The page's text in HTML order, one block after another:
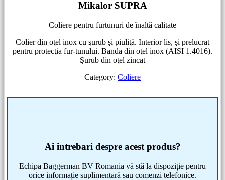
Mikalor SUPRA
Coliere pentru furtunuri de înaltă calitate
Colier din oţel inox cu şurub şi piuliţă. Interior lis, şi prelucrat
pentru protecţia fur-tunului. Banda din oţel inox (AISI 1.4016).
Şurub din oţel zincat
Category: Coliere
Ai intrebari despre acest produs?
Echipa Baggerman BV Romania vă stă la dispoziție pentru
orice informație suplimentară sau comenzi telefonice.